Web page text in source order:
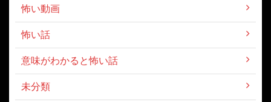
怖い動画
怖い話
意味がわかると怖い話
未分類